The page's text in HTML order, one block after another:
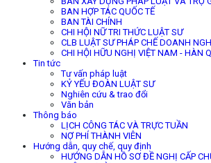
BAN HỢP TÁC QUỐC TẾ
BAN TÀI CHÍNH
CHI HỘI NỮ TRI THỨC LUẬT SƯ
CLB LUẬT SƯ PHÁP CHẾ DOANH
CHI HỘI HỮU NGHỊ VIỆT NAM - HÀN
Tin tức
Tư vấn pháp luật
KỶ YẾU ĐOÀN LUẬT SƯ
Nghiên cứu & trao đổi
Văn bản
Thông báo
LỊCH CÔNG TÁC VÀ TRỰC TUẦN
NỢ PHÍ THÀNH VIÊN
Hướng dẫn, quy chế, quy định
HƯỚNG DẪN HỒ SƠ ĐỀ NGHỊ CẤP